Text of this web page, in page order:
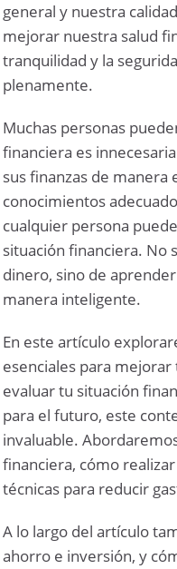
general y nuestra
mejorar nuestra salud
tranquilidad y la
plenamente.
Muchas personas
financiera es
sus finanzas de manera
conocimientos
cualquier persona
situación financiera. No
dinero, sino de
manera inteligente.
En este artículo
esenciales para
evaluar tu situación
para el futuro, este
invaluable.
financiera, cómo
técnicas para reducir
A lo largo del artículo
ahorro e inversión, y